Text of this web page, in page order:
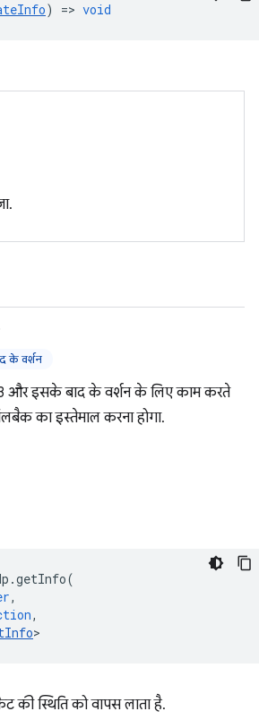
) => void
के वर्शन
और इसके बाद के वर्शन के लिए काम करते
का इस्तेमाल करना होगा.
.getInfo(
,
,
>
की स्थिति को वापस लाता है.